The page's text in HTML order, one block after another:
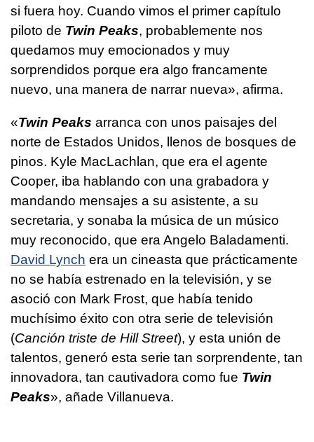
si fuera hoy. Cuando vimos el primer capítulo
piloto de Twin Peaks, probablemente nos
quedamos muy emocionados y muy
sorprendidos porque era algo francamente
nuevo, una manera de narrar nueva», afirma.
«Twin Peaks arranca con unos paisajes del
norte de Estados Unidos, llenos de bosques de
pinos. Kyle MacLachlan, que era el agente
Cooper, iba hablando con una grabadora y
mandando mensajes a su asistente, a su
secretaria, y sonaba la música de un músico
muy reconocido, que era Angelo Baladamenti.
David Lynch era un cineasta que prácticamente
no se había estrenado en la televisión, y se
asoció con Mark Frost, que había tenido
muchísimo éxito con otra serie de televisión
(Canción triste de Hill Street), y esta unión de
talentos, generó esta serie tan sorprendente, tan
innovadora, tan cautivadora como fue Twin
Peaks», añade Villanueva.